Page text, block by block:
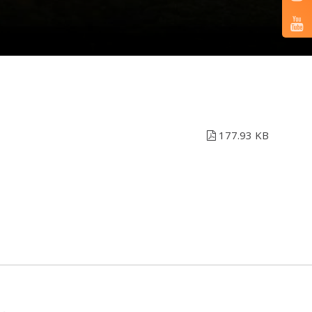
177.93 KB